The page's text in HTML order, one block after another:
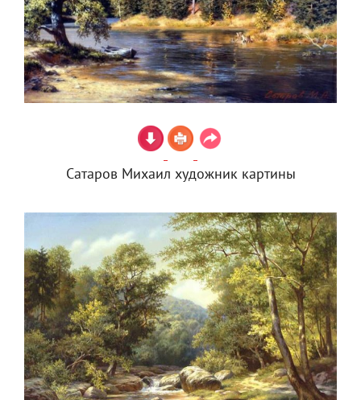
Сатаров Михаил художник картины